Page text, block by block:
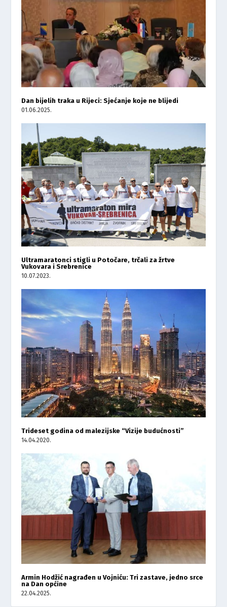
Dan bijelih traka u Rijeci: Sjećanje koje ne blijedi
01.06.2025.
Ultramaratonci stigli u Potočare, trčali za žrtve
Vukovara i Srebrenice
10.07.2023.
Trideset godina od malezijske “Vizije budućnosti”
14.04.2020.
Armin Hodžić nagrađen u Vojniću: Tri zastave, jedno srce
na Dan općine
22.04.2025.